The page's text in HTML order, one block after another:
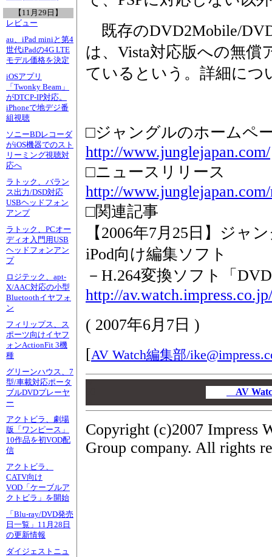
【11月29日】
レビュー
au、iPad miniと第4
世代iPadの4G LTE
モデル価格を決定
iOSアプリ
「Twonky Beam」
がDTCP-IP対応。
iPhoneで地デジ番
組視聴
ソニーBDレコーダ
がiOS機器でのスト
リーミング視聴対
応へ
ラトック、バラン
ス出力/DSD対応
USBヘッドフォン
アンプ
ラトック、PCオー
ディオ入門用USB
ヘッドフォンアン
プ
ロジテック、apt-
X/AAC対応の小型
Bluetoothイヤフォ
ン
フィリップス、ス
ポーツ向けイヤフ
ォンActionFit 3機
種
グリーンハウス、7
型/車載対応ポータ
ブルDVDプレーヤ
ー
アクトビラ、劇場
版「ワンピース」
10作品を初VOD配
信
アクトビラ、
CATV向け
VOD「ケーブルア
クトビラ」を開始
「Blu-ray/DVD発売
日一覧」11月28日
の更新情報
ダイジェストニュ
既存のDVD2Mobile/
は、Vista対応版への無
ているという。詳細につ
□ジャングルのホームペ
http://www.junglejapan.com/
□ニュースリリース
http://
□関連記事
【2006年7月25日】ジャ
iPod向け編集ソフト
－H.264変換ソフト「
http://
( 2007年6月7日 )
[AV Watch編集部/
AV
Copyright (c)2007 Impress
Group company. All rights